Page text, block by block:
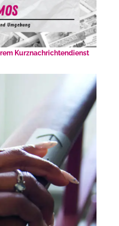
Kurznachrichtendienst